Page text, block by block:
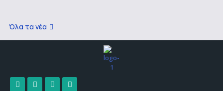
Όλα τα νέα